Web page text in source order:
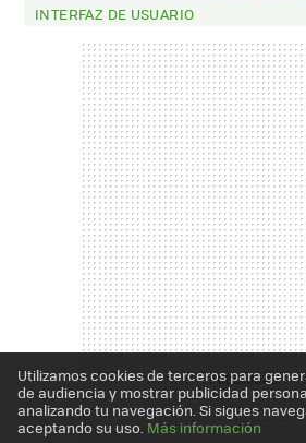
INTERFAZ DE USUARIO
Utilizamos cookies de terceros para
de audiencia y mostrar publicidad
analizando tu navegación. Si sigues
aceptando su uso. Más información